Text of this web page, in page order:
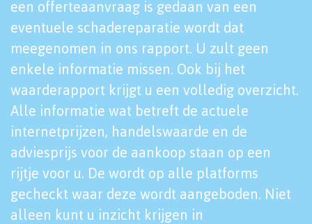
een offerteaanvraag is gedaan van een
eventuele schadereparatie wordt dat
meegenomen in ons rapport. U zult geen
enkele informatie missen. Ook bij het
waarderapport krijgt u een volledig overzicht.
Alle informatie wat betreft de actuele
internetprijzen, handelswaarde en de
adviesprijs voor de aankoop staan op een
rijtje voor u. De wordt op alle platforms
gecheckt waar deze wordt aangeboden. Niet
alleen kunt u inzicht krijgen in